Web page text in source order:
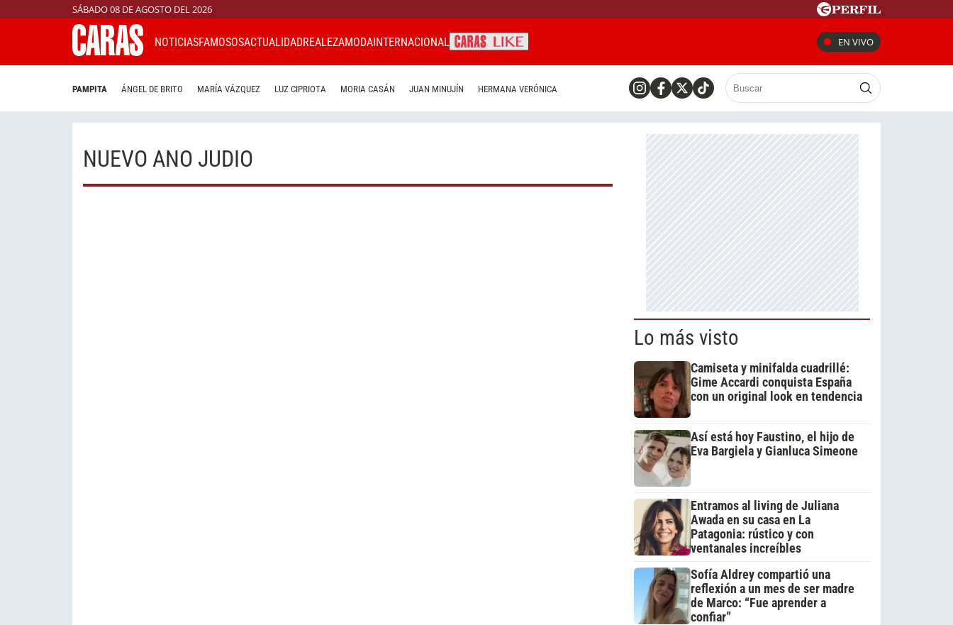
SÁBADO 08 DE AGOSTO DEL 2026
NOTICIASFAMOSOSACTUALIDADREALEZAMODAINTERNACIONAL EN VIVO
PAMPITA ÁNGEL DE BRITO MARÍA VÁZQUEZ LUZ CIPRIOTA MORIA CASÁN JUAN MINUJÍN HERMANA VERÓNICA
NUEVO ANO JUDIO
Lo más visto
Camiseta y minifalda cuadrillé:
Gime Accardi conquista España
con un original look en tendencia
Así está hoy Faustino, el hijo de
Eva Bargiela y Gianluca Simeone
Entramos al living de Juliana
Awada en su casa en La
Patagonia: rústico y con
ventanales increíbles
Sofía Aldrey compartió una
reflexión a un mes de ser madre
de Marco: “Fue aprender a
confiar”